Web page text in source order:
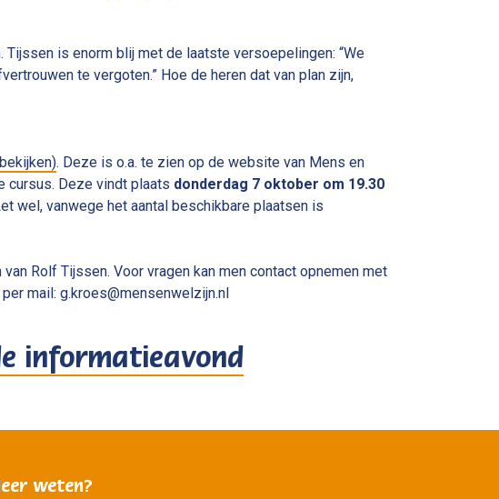
is enorm blij met de laatste versoepelingen: “We
te vergoten.” Hoe de heren dat van plan zijn,
. Deze is o.a. te zien op de website van Mens en
cursus. Deze vindt plaats donderdag 7 oktober om 19.30
wel, vanwege het aantal beschikbare plaatsen is
Rolf Tijssen. Voor vragen kan men contact opnemen met
mail: g.kroes@mensenwelzijn.nl
informatieavond
weten?